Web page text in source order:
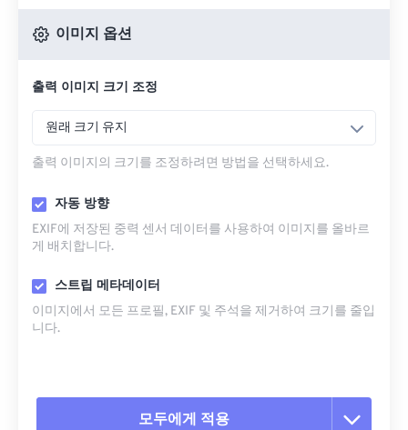
이미지 옵션
출력 이미지 크기 조정
원래 크기 유지
출력 이미지의 크기를 조정하려면 방법을 선택하세요.
자동 방향
EXIF에 저장된 중력 센서 데이터를 사용하여 이미지를 올바르
게 배치합니다.
스트립 메타데이터
이미지에서 모든 프로필, EXIF ​​및 주석을 제거하여 크기를 줄입
니다.
모두에게 적용